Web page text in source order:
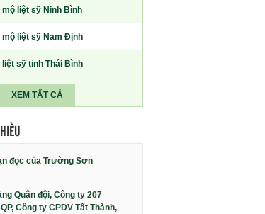
mộ liệt sỹ Ninh Bình
mộ liệt sỹ Nam Định
liệt sỹ tỉnh Thái Bình
XEM TẤT CẢ
đọc của Trường Sơn
Quân đội, Công ty 207
Công ty CPDV Tất Thành,